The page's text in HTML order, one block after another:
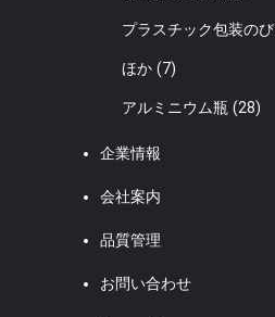
プラスチック包装の
ほか (7)
アルミニウム瓶 (28)
企業情報
会社案内
品質管理
お問い合わせ